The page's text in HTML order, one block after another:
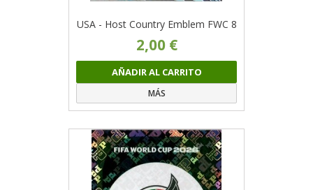
USA - Host Country Emblem FWC 8
2,00 €
AÑADIR AL CARRITO
MÁS